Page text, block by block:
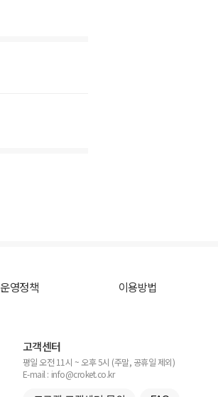
운영정책 이용방법
고객센터
평일 오전 11시 ~ 오후 5시 (주말, 공휴일 제외)
E-mail : info@croket.co.kr